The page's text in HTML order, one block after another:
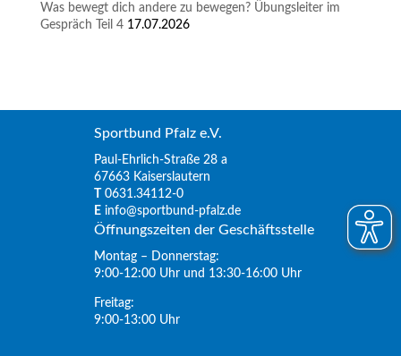
Was bewegt dich andere zu bewegen? Übungsleiter im
Gespräch Teil 4 17.07.2026
Sportbund Pfalz e.V.
Paul-Ehrlich-Straße 28 a
67663 Kaiserslautern
0631.34112-0
E info@sportbund-pfalz.de
Öffnungszeiten der Geschäftsstelle
Montag – Donnerstag:
9:00-12:00 Uhr und 13:30-16:00 Uhr
Freitag:
9:00-13:00 Uhr